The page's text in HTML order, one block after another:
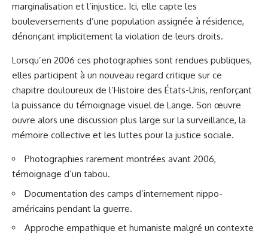
marginalisation et l’injustice. Ici, elle capte les
bouleversements d’une population assignée à résidence,
dénonçant implicitement la violation de leurs droits.
Lorsqu’en 2006 ces photographies sont rendues publiques,
elles participent à un nouveau regard critique sur ce
chapitre douloureux de l’Histoire des États-Unis, renforçant
la puissance du témoignage visuel de Lange. Son œuvre
ouvre alors une discussion plus large sur la surveillance, la
mémoire collective et les luttes pour la justice sociale.
Photographies rarement montrées avant 2006,
témoignage d’un tabou.
Documentation des camps d’internement nippo-
américains pendant la guerre.
Approche empathique et humaniste malgré un contexte